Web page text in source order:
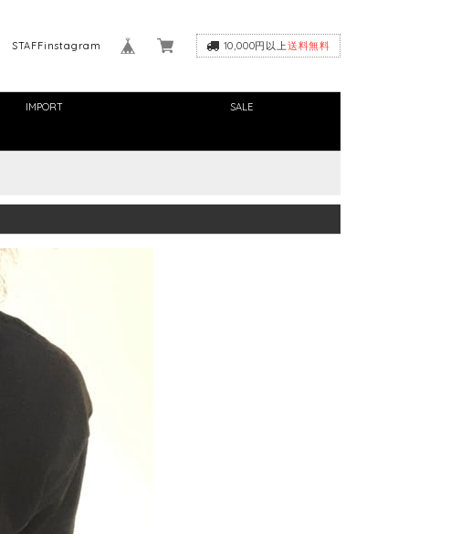
10,000円以上送料無料
STAFFinstagram
IMPORT SALE